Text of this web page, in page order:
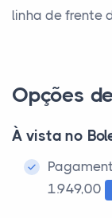
linha de frente
Opções
À vista no
1.949,00